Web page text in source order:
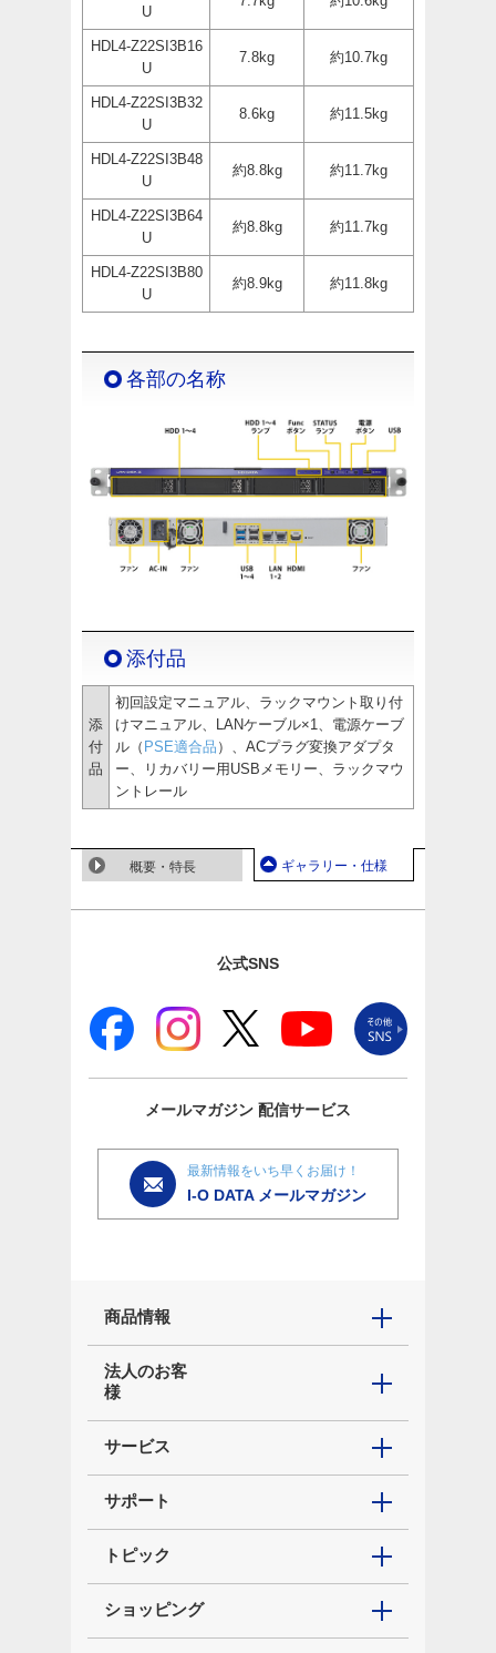
U
HDL4-Z22SI3B16
U
7.8kg 約10.7kg
HDL4-Z22SI3B32
U
8.6kg 約11.5kg
HDL4-Z22SI3B48
U
約8.8kg 約11.7kg
HDL4-Z22SI3B64
U
約8.8kg 約11.7kg
HDL4-Z22SI3B80
U
約8.9kg 約11.8kg
各部の名称
添付品
添
付
品
初回設定マニュアル、ラックマウント取り付
けマニュアル、LANケーブル×1、電源ケーブ
ル（ PSE適合品 ）、ACプラグ変換アダプタ
ー、リカバリー用USBメモリー、ラックマウ
ントレール
概要・特長 ギャラリー・仕様
公式SNS
メールマガジン 配信サービス
最新情報をいち早くお届け！
I-O DATA メールマガジン
商品情報
法人のお客
様
サービス
サポート
トピック
ショッピング